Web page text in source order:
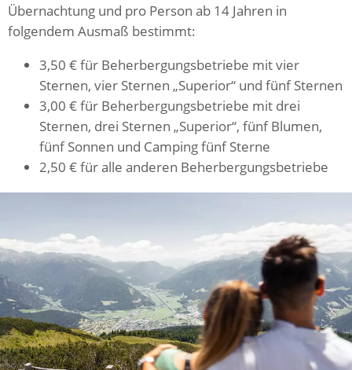
Übernachtung und pro Person ab 14 Jahren in
folgendem Ausmaß bestimmt:
3,50 € für Beherbergungsbetriebe mit vier
Sternen, vier Sternen „Superior“ und fünf Sternen
3,00 € für Beherbergungsbetriebe mit drei
Sternen, drei Sternen „Superior“, fünf Blumen,
fünf Sonnen und Camping fünf Sterne
2,50 € für alle anderen Beherbergungsbetriebe